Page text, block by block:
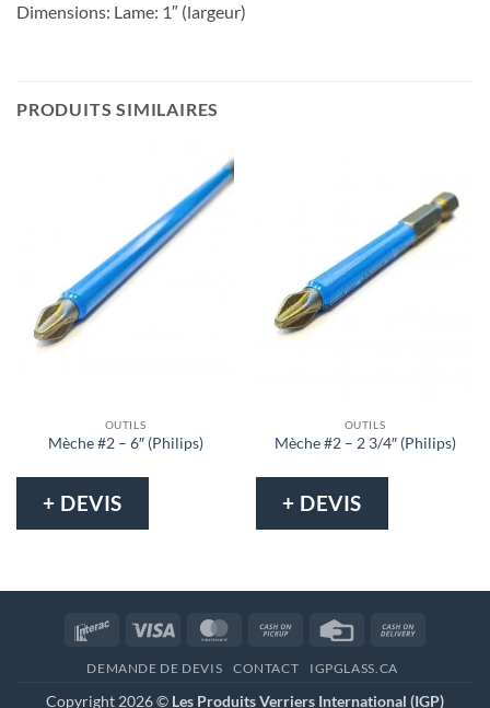
Dimensions: Lame: 1″ (largeur)
PRODUITS SIMILAIRES
OUTILS
Mèche #2 – 6″ (Philips)
+ DEVIS
OUTILS
Mèche #2 – 2 3/4″ (Philips)
+ DEVIS
Interac Visa MasterCardCash
Pickup
Credit
DEMANDE DE DEVIS CONTACT IGPGLASS.CA
Copyright 2026 © Les Produits Verriers International (IGP)